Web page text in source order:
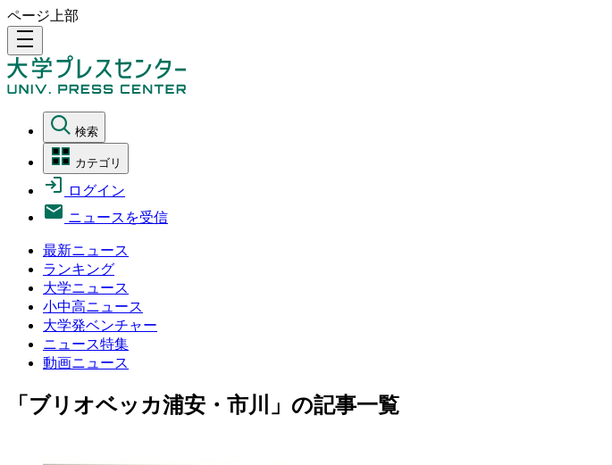
ページ上部
density_medium
検索
カテゴリ
ログイン
ニュースを受信
最新ニュース
ランキング
大学ニュース
小中高ニュース
大学発ベンチャー
ニュース特集
動画ニュース
「ブリオベッカ浦安・市川」の記事一覧